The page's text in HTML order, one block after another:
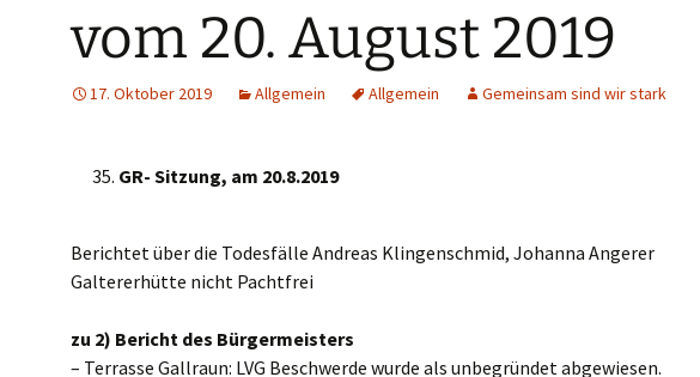
vom 20. August 2019
17. Oktober 2019 Allgemein Allgemein Gemeinsam sind wir stark
GR- Sitzung, am 20.8.2019
Berichtet über die Todesfälle Andreas Klingenschmid, Johanna Angerer
Galtererhütte nicht Pachtfrei
zu 2) Bericht des Bürgermeisters
– Terrasse Gallraun: LVG Beschwerde wurde als unbegründet abgewiesen.